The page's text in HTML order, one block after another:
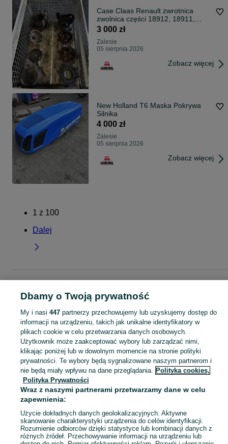
Case Claas Renault zwrotnica
zwolnica części 18912, 18911,
11002, 11003
3 000 zł
Zalesie
05 sierpnia 2026
Zobacz więcej
New Holland T6 Maska Pokrywa
Silnika
4 000 zł
Zalesie
05 sierpnia 2026
Zobacz więcej
1 z 100
Dalej
KATEGORIA
Skorzystaj z największego serwisu ogłoszeniowego - Zalesie i okolice! Kupuj to, czego pragniesz i sprzedawaj to, czego już nie potrzebujesz!
Mapa kategorii
Mapa miejscowości
Mapa ministron
Popularne wyszukiwania
Dbamy o Twoją prywatność
My i nasi 447partnerzy przechowujemy lub uzyskujemy dostęp do
informacji na urządzeniu, takich jak unikalne identyfikatory w
plikach cookie w celu przetwarzania danych osobowych.
Użytkownik może zaakceptować wybory lub zarządzać nimi,
klikając poniżej lub w dowolnym momencie na stronie polityki
prywatności. Te wybory będą sygnalizowane naszym partnerom i
nie będą miały wpływu na dane przeglądania. Polityka cookies,
Polityka Prywatności
Wraz z naszymi partnerami przetwarzamy dane w celu
zapewnienia:
Użycie dokładnych danych geolokalizacyjnych. Aktywne
skanowanie charakterystyki urządzenia do celów identyfikacji.
Rozumienie odbiorców dzięki statystyce lub kombinacji danych z
różnych źródeł. Przechowywanie informacji na urządzeniu lub